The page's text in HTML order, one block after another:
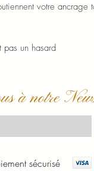
votre ancrage
pas un hasard
à notre
sécurisé